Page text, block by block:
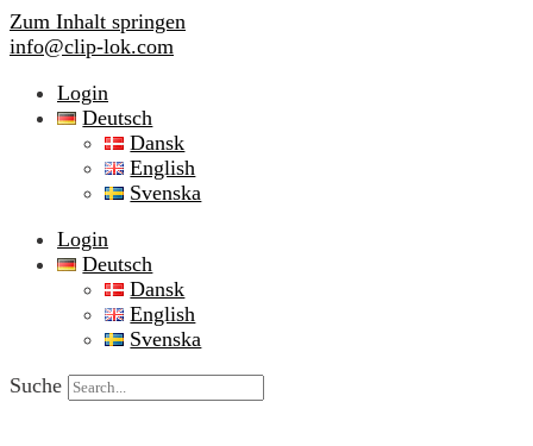
Zum Inhalt springen
info@clip-lok.com
Login
Deutsch
Dansk
English
Svenska
Login
Deutsch
Dansk
English
Svenska
Suche